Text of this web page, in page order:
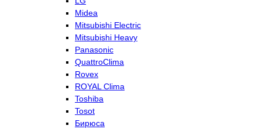
Midea
Mitsubishi Electric
Mitsubishi Heavy
Panasonic
QuattroClima
Rovex
ROYAL Clima
Toshiba
Tosot
Бирюса